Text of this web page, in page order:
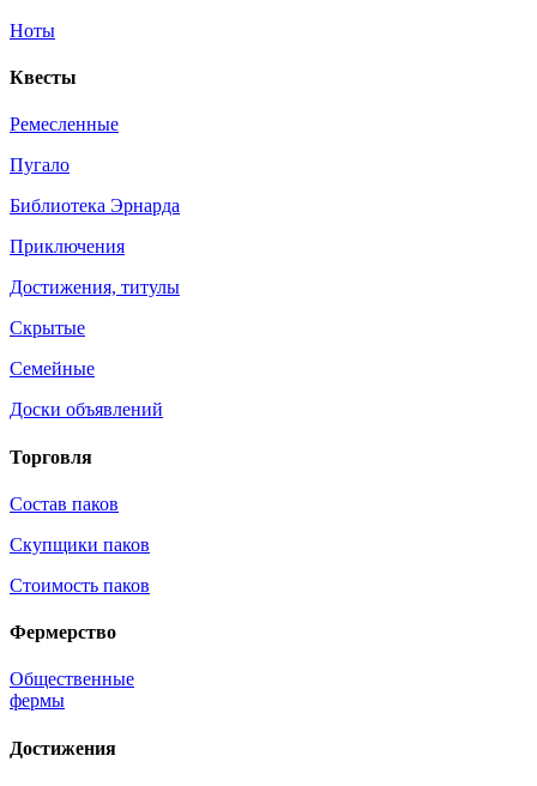
Ноты
Квесты
Ремесленные
Пугало
Библиотека Эрнарда
Приключения
Достижения, титулы
Скрытые
Семейные
Доски объявлений
Торговля
Состав паков
Скупщики паков
Стоимость паков
Фермерство
Общественные
фермы
Достижения